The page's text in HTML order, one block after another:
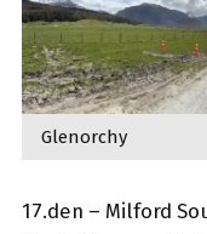
Glenorchy
17.den – Milford